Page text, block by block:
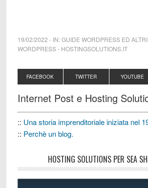
19/02/2022 - IN:GUIDE WORDPRESS ED
WORDPRESS- HOSTINGSOLUTIONS.IT
FACEBOOK TWITTER YOUTUBE
Internet Post e Hosting
:: Una storia imprenditoriale iniziata nel
:: Perchè un blog.
HOSTING SOLUTIONS PER SEA